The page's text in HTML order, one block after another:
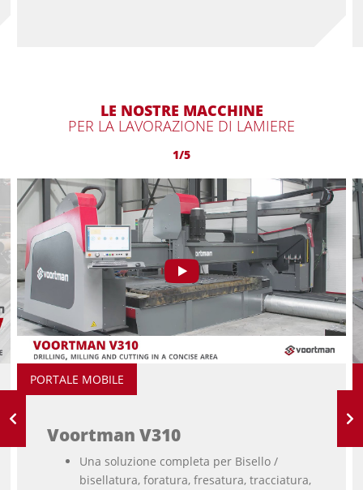
LE NOSTRE MACCHINE
PER LA LAVORAZIONE DI LAMIERE
1/5
PORTALE MOBILE
Voortman V310
Una soluzione completa per Bisello /
bisellatura, foratura, fresatura, tracciatura,